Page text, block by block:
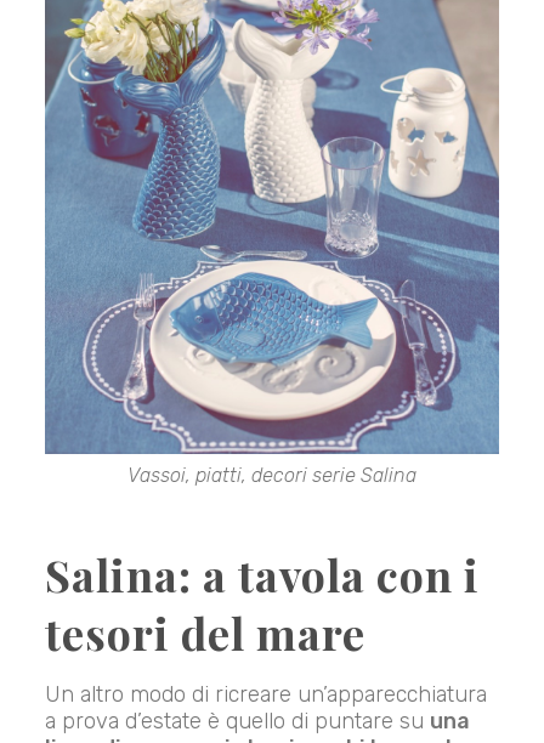
Vassoi, piatti, decori serie Salina
Salina: a tavola con i
tesori del mare
Un altro modo di ricreare un’apparecchiatura
a prova d’estate è quello di puntare su una